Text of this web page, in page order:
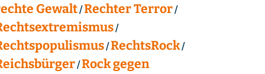
Gewalt Rechter Terror
RechtsRock
Rock gegen